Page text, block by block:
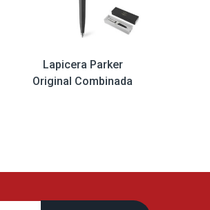
Lapicera Parker
Original Combinada